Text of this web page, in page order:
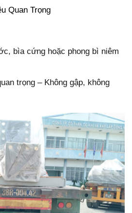
Quan Trọng
bìa cứng hoặc phong bì niêm
trọng – Không gập, không